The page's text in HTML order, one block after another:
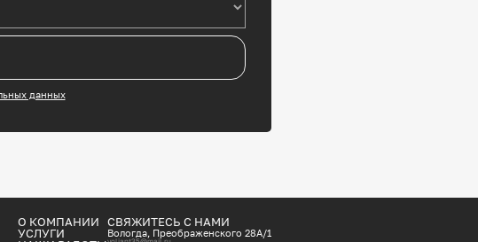
данных
О КОМПАНИИ
УСЛУГИ
СВЯЖИТЕСЬ С НАМИ
Вологда, Преображенского 28А/1